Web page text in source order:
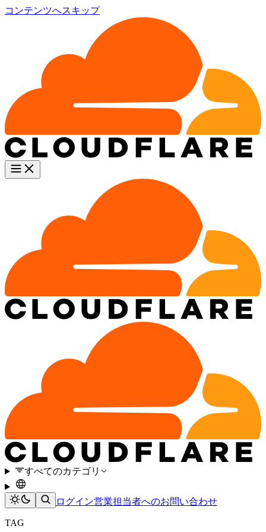
コンテンツへスキップ
すべてのカテゴリ
ログイン営業担当者へのお問い合わせ
TAG